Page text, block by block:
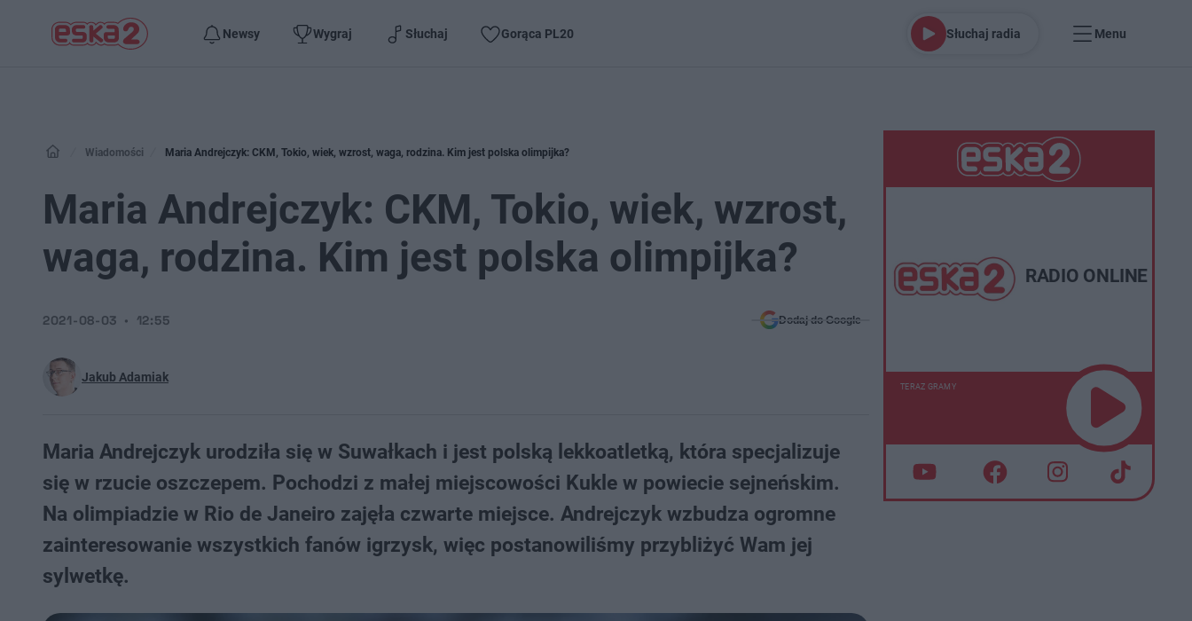
Newsy Wygraj Słuchaj Gorąca PL20 Słuchaj radia Menu
Wiadomości Maria Andrejczyk: CKM, Tokio, wiek, wzrost, waga, rodzina. Kim jest polska olimpijka?
Maria Andrejczyk: CKM, Tokio, wiek, wzrost,
waga, rodzina. Kim jest polska olimpijka?
Jakub Adamiak
2021-08-03 12:55 Dodaj do Google
Maria Andrejczyk urodziła się w Suwałkach i jest polską lekkoatletką, która specjalizuje
się w rzucie oszczepem. Pochodzi z małej miejscowości Kukle w powiecie sejneńskim.
Na olimpiadzie w Rio de Janeiro zajęła czwarte miejsce. Andrejczyk wzbudza ogromne
zainteresowanie wszystkich fanów igrzysk, więc postanowiliśmy przybliżyć Wam jej
sylwetkę.
RADIO ONLINE
TERAZ GRAMY